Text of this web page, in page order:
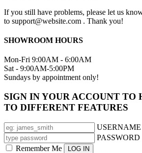
If you still have problems, please let us
to support@website.com . Thank you!
SHOWROOM HOURS
Mon-Fri 9:00AM - 6:00AM
Sat - 9:00AM-5:00PM
Sundays by appointment only!
SIGN IN YOUR ACCOUNT TO
TO DIFFERENT FEATURES
USERNAME
PASSWORD
Remember Me